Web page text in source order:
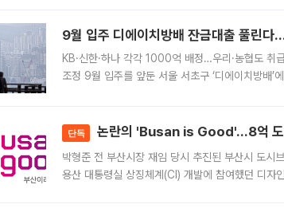
9월 입주 디에이치방배 잔금대출 풀린
KB·신한·하나 각각 1000억 배정…우리·농협도 취
조정 9월 입주를 앞둔 서울 서초구 ‘디에이치방배
단독 논란의 'Busan is Good'…8억 도
박형준 전 부산시장 재임 당시 추진된 부산시 도
용산 대통령실 상징체계(CI) 개발에 참여했던 디